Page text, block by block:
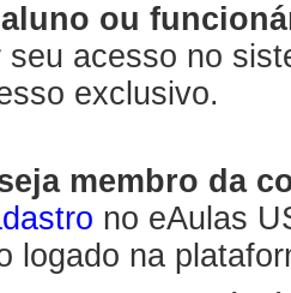
ou
seu acesso no
exclusivo.
membro da
no eAulas
logado na